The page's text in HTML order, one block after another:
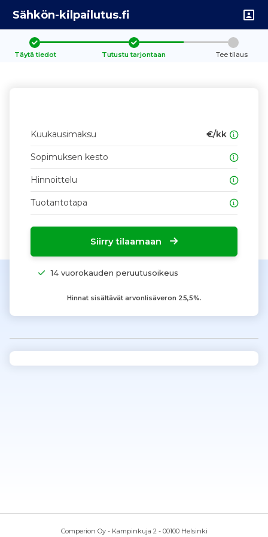
Sähkön-kilpailutus.fi
Täytä tiedot Tutustu tarjontaan Tee tilaus
Kuukausimaksu €/kk
Sopimuksen kesto
Hinnoittelu
Tuotantotapa
Siirry tilaamaan
14 vuorokauden peruutusoikeus
Hinnat sisältävät arvonlisäveron 25,5%.
Comperion Oy - Kampinkuja 2 - 00100 Helsinki